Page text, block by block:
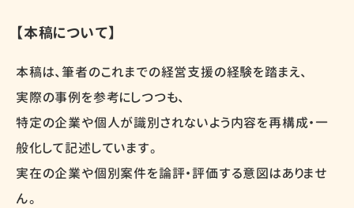
【本稿について】
本稿は、筆者のこれまでの経営支援の経験を踏まえ、
実際の事例を参考にしつつも、
特定の企業や個人が識別されないよう内容を再構成・一
般化して記述しています。
実在の企業や個別案件を論評・評価する意図はありませ
ん。